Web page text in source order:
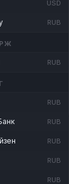
USD
RUB
RUB
RUB
RUB
RUB
RUB
RUB